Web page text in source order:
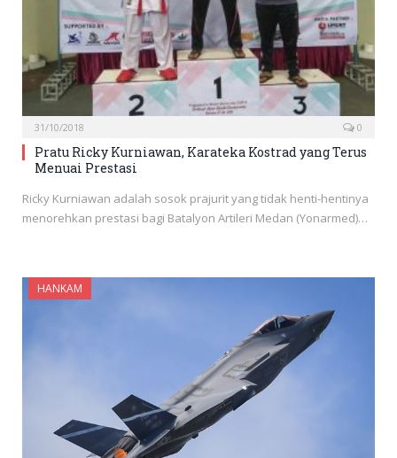
31/10/2018 0
Pratu Ricky Kurniawan, Karateka Kostrad yang Terus
Menuai Prestasi
Ricky Kurniawan adalah sosok prajurit yang tidak henti-hentinya
menorehkan prestasi bagi Batalyon Artileri Medan (Yonarmed)…
HANKAM